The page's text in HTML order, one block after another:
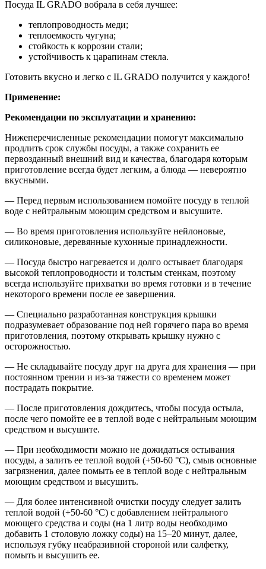
Посуда IL GRADO вобрала в себя лучшее:
теплопроводность меди;
теплоемкость чугуна;
стойкость к коррозии стали;
устойчивость к царапинам стекла.
Готовить вкусно и легко с IL GRADO получится у каждого!
Применение:
Рекомендации по эксплуатации и хранению:
Нижеперечисленные рекомендации помогут максимально
продлить срок службы посуды, а также сохранить ее
первозданный внешний вид и качества, благодаря которым
приготовление всегда будет легким, а блюда — невероятно
вкусными.
— Перед первым использованием помойте посуду в теплой
воде с нейтральным моющим средством и высушите.
— Во время приготовления используйте нейлоновые,
силиконовые, деревянные кухонные принадлежности.
— Посуда быстро нагревается и долго остывает благодаря
высокой теплопроводности и толстым стенкам, поэтому
всегда используйте прихватки во время готовки и в течение
некоторого времени после ее завершения.
— Специально разработанная конструкция крышки
подразумевает образование под ней горячего пара во время
приготовления, поэтому открывать крышку нужно с
осторожностью.
— Не складывайте посуду друг на друга для хранения — при
постоянном трении и из-за тяжести со временем может
пострадать покрытие.
— После приготовления дождитесь, чтобы посуда остыла,
после чего помойте ее в теплой воде с нейтральным моющим
средством и высушите.
— При необходимости можно не дожидаться остывания
посуды, а залить ее теплой водой (+50-60 °C), смыв основные
загрязнения, далее помыть ее в теплой воде с нейтральным
моющим средством и высушить.
— Для более интенсивной очистки посуду следует залить
теплой водой (+50-60 °C) с добавлением нейтрального
моющего средства и соды (на 1 литр воды необходимо
добавить 1 столовую ложку соды) на 15–20 минут, далее,
используя губку неабразивной стороной или салфетку,
помыть и высушить ее.